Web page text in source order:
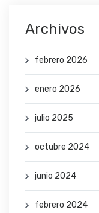
Archivos
febrero 2026
enero 2026
julio 2025
octubre 2024
junio 2024
febrero 2024